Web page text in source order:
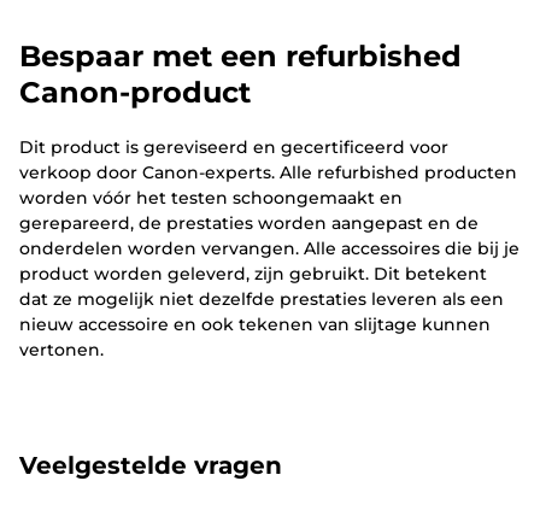
Bespaar met een refurbished
Canon-product
Dit product is gereviseerd en gecertificeerd voor
verkoop door Canon-experts. Alle refurbished producten
worden vóór het testen schoongemaakt en
gerepareerd, de prestaties worden aangepast en de
onderdelen worden vervangen. Alle accessoires die bij je
product worden geleverd, zijn gebruikt. Dit betekent
dat ze mogelijk niet dezelfde prestaties leveren als een
nieuw accessoire en ook tekenen van slijtage kunnen
vertonen.
Veelgestelde vragen